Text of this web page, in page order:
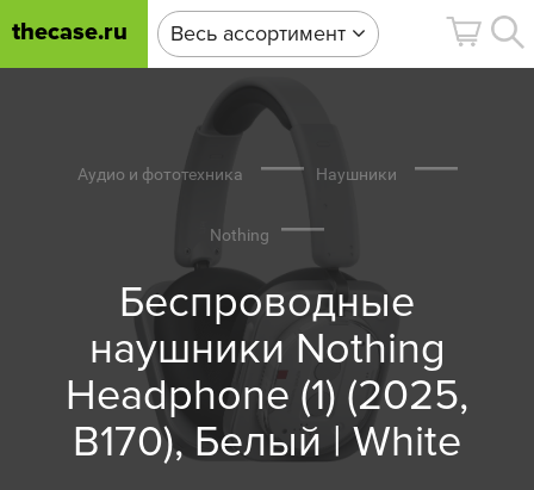
thecase.ru Весь ассортимент
Аудио и фототехника Наушники
Nothing
Беспроводные
наушники Nothing
Headphone (1) (2025,
B170), Белый | White